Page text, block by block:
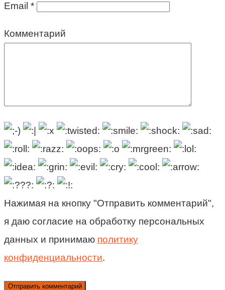
Email *
Комментарий
Нажимая на кнопку "Отправить комментарий",
я даю согласие на обработку персональных
данных и принимаю политику
конфиденциальности.